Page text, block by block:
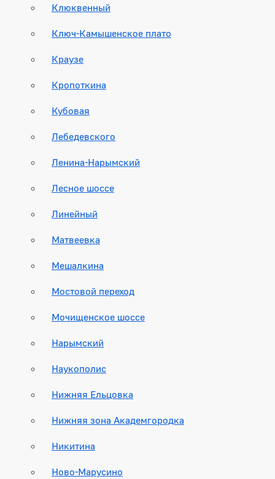
Клюквенный
Ключ-Камышенское плато
Краузе
Кропоткина
Кубовая
Лебедевского
Ленина-Нарымский
Лесное шоссе
Линейный
Матвеевка
Мешалкина
Мостовой переход
Мочищенское шоссе
Нарымский
Наукополис
Нижняя Ельцовка
Нижняя зона Академгородка
Никитина
Ново-Марусино